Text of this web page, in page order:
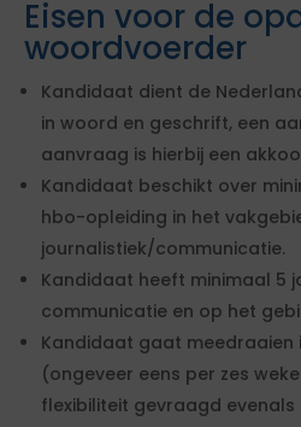
Eisen voor de
woordvoerder
Kandidaat dient de
in woord en geschrift, een
aanvraag is hierbij een
Kandidaat beschikt over
hbo-opleiding in het
journalistiek/communicatie.
Kandidaat heeft minimaal 5
communicatie en op het
Kandidaat gaat meedraaien
(ongeveer eens per zes
flexibiliteit gevraagd evenals